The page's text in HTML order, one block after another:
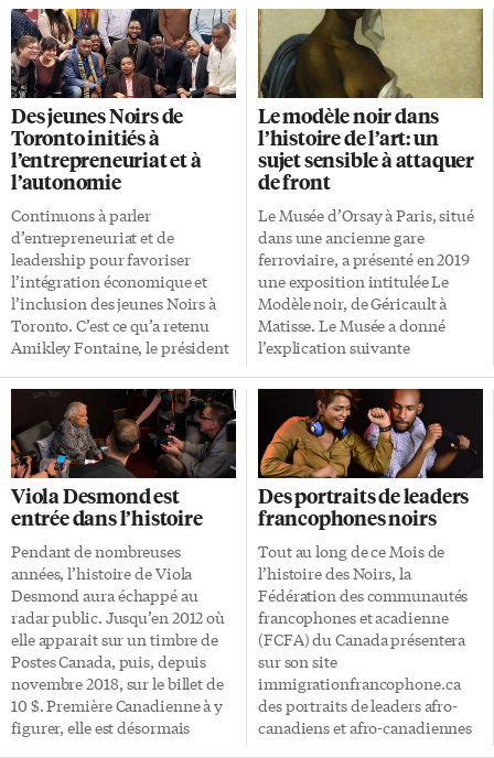
Des jeunes Noirs de
Toronto initiés à
l’entrepreneuriat et à
l’autonomie
Continuons à parler
d’entrepreneuriat et de
leadership pour favoriser
l’intégration économique et
l’inclusion des jeunes Noirs à
Toronto. C’est ce qu’a retenu
Amikley Fontaine, le président
Lindor et organisateur, samedi
dernier à l’Hôtel de Ville de
Toronto, d’un événement
«Mathieu D’Acosta» qui a offert
des conférences et ateliers de
formation sur ces sujets. Pour la
Fondation et son projet «Action
jeunesse à Toronto pour le
changement», c’était une façon
de célébrer le Mois de l’histoire
des Noirs sur le thème de la
première personne noire ayant
foulé le sol canadien: le marin
portugais Mathieu D’Acosta ou
[…]
Le modèle noir dans
l’histoire de l’art: un
sujet sensible à attaquer
de front
Le Musée d’Orsay à Paris, situé
dans une ancienne gare
ferroviaire, a présenté en 2019
une exposition intitulée Le
Modèle noir, de Géricault à
Matisse. Le Musée a donné
l’explication suivante
confondre art et politique,
même si des liens peuvent
exister entre les deux: «En
adoptant une approche
multidisciplinaire, entre
histoire de l’art et histoire des
idées, cette exposition se
penche sur des problématiques
esthétiques, politiques, sociales
et raciales, ainsi que sur
l’imaginaire que révèle la
représentation des figures
noires dans les arts visuels, de
l’abolition de l’esclavage en
France (1794) à nos jours.»
L’exposition s’arrêtait […]
Viola Desmond est
entrée dans l’histoire
Pendant de nombreuses
années, l’histoire de Viola
Desmond aura échappé au
radar public. Jusqu’en 2012 où
elle apparait sur un timbre de
Postes Canada, puis, depuis
novembre 2018, sur le billet de
10 $. Première Canadienne à y
figurer, elle est désormais
Des portraits de leaders
francophones noirs
Tout au long de ce Mois de
l’histoire des Noirs, la
Fédération des communautés
francophones et acadienne
(FCFA) du Canada présentera
sur son site
immigrationfrancophone.ca
des portraits de leaders afro-
canadiens et afro-canadiennes